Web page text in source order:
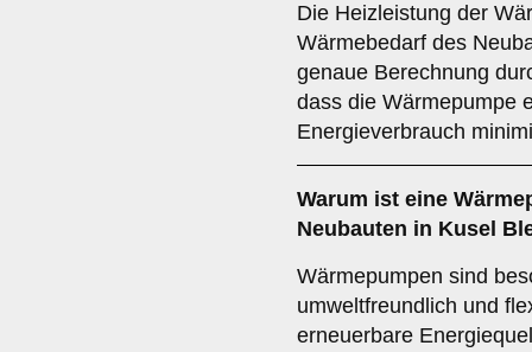
Die Heizleistung der
Wärmebedarf des
genaue Berechnung
dass die Wärmepumpe
Energieverbrauch
Warum ist eine
Neubauten in Kusel
Wärmepumpen sind
umweltfreundlich und
erneuerbare